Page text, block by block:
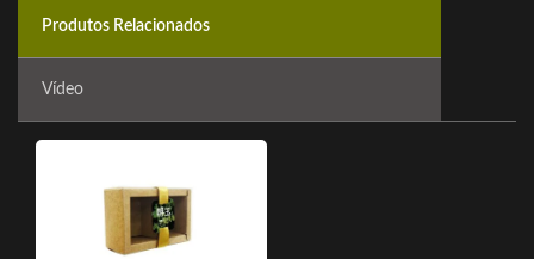
Produtos Relacionados
Vídeo